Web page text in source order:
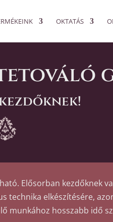
OKTATÁS
Elősorban kezdőknek
technika elkészítésére,
munkához hosszabb idő